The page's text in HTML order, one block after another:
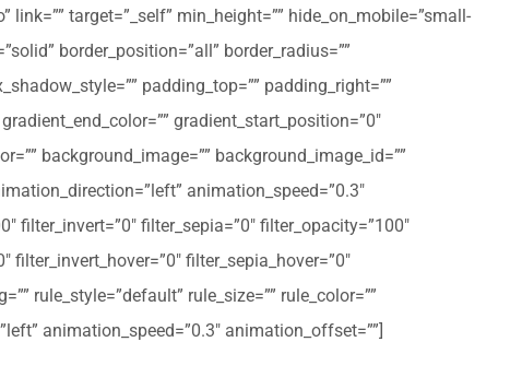
target=”_self” min_height=”” hide_on_mobile=”small-
border_position=”all” border_radius=””
padding_top=”” padding_right=””
gradient_start_position=”0″
background_image=”” background_image_id=””
animation_speed=”0.3″
filter_invert=”0″ filter_sepia=”0″ filter_opacity=”100″
filter_invert_hover=”0″ filter_sepia_hover=”0″
rule_style=”default” rule_size=”” rule_color=””
animation_speed=”0.3″ animation_offset=””]